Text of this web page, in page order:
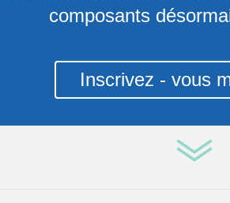
composants
Inscrivez - vous